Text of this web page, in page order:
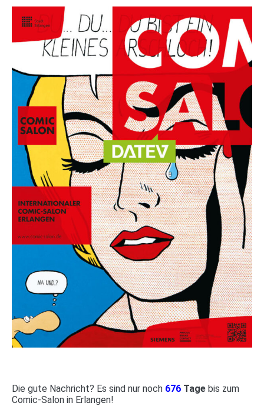
Die gute Nachricht? Es sind nur noch 676 Tage bis zum
Comic-Salon in Erlangen!